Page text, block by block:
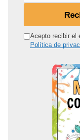
r Acepto recibir el
Política de